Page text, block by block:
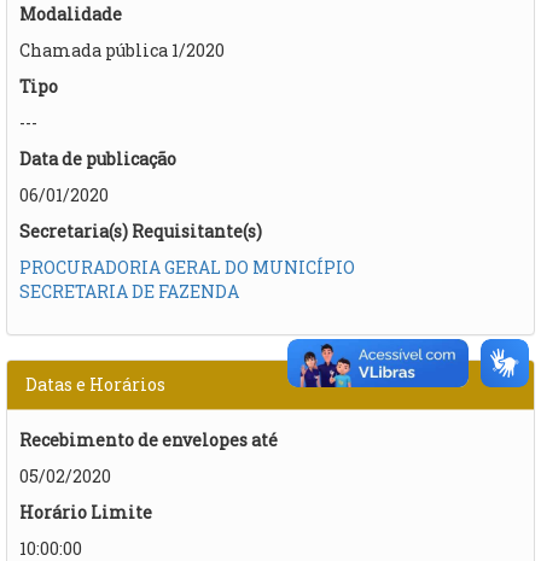
Modalidade
Chamada pública 1/2020
Tipo
---
Data de publicação
06/01/2020
Secretaria(s) Requisitante(s)
PROCURADORIA GERAL DO MUNICÍPIO
SECRETARIA DE FAZENDA
Datas e Horários
Recebimento de envelopes até
05/02/2020
Horário Limite
10:00:00